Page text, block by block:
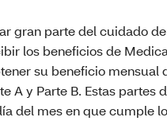
gran parte del cuidado
los beneficios de
su beneficio
A y Parte B. Estas
del mes en que cumple